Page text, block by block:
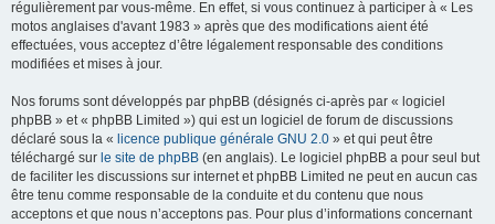
régulièrement par vous-même. En effet, si vous continuez à participer à « Les
motos anglaises d'avant 1983 » après que des modifications aient été
effectuées, vous acceptez d’être légalement responsable des conditions
modifiées et mises à jour.
Nos forums sont développés par phpBB (désignés ci-après par « logiciel
phpBB » et « phpBB Limited ») qui est un logiciel de forum de discussions
déclaré sous la « licence publique générale GNU 2.0 » et qui peut être
téléchargé sur le site de phpBB (en anglais). Le logiciel phpBB a pour seul but
de faciliter les discussions sur internet et phpBB Limited ne peut en aucun cas
être tenu comme responsable de la conduite et du contenu que nous
acceptons et que nous n’acceptons pas. Pour plus d’informations concernant